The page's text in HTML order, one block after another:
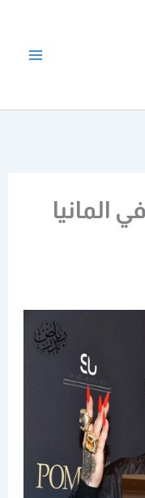
المانيا